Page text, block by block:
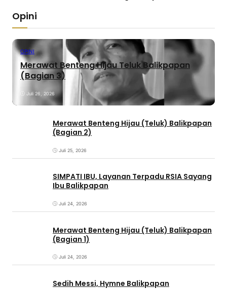
Opini
OPINI
Merawat Benteng Hijau Teluk Balikpapan
(Bagian 3)
Juli 26, 2026
Merawat Benteng Hijau (Teluk) Balikpapan
(Bagian 2)
Juli 25, 2026
SIMPATI IBU, Layanan Terpadu RSIA Sayang
Ibu Balikpapan
Juli 24, 2026
Merawat Benteng Hijau (Teluk) Balikpapan
(Bagian 1)
Juli 24, 2026
Sedih Messi, Hymne Balikpapan